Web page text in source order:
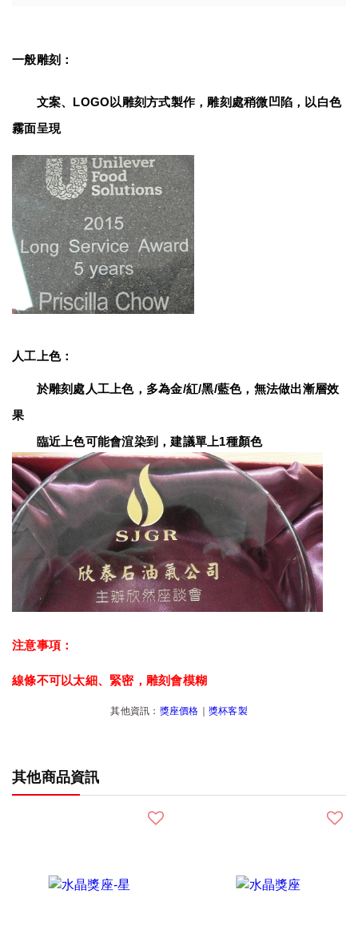
一般雕刻：
文案、LOGO以雕刻方式製作，雕刻處稍微凹陷，以白色
霧面呈現
人工上色：
於雕刻處人工上色，多為金/紅/黑/藍色，無法做出漸層效
果
臨近上色可能會渲染到，建議單上1種顏色
注意事項：
線條不可以太細、緊密，雕刻會模糊
其他資訊： 獎座價格 獎杯客製
其他商品資訊